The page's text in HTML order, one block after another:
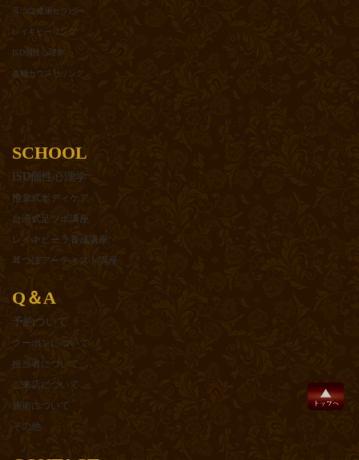
耳つぼ健康セラピー
レイキヒーリング
ISD個性心理学
各種カウンセリング
SCHOOL
ISD個性心理学
推拿式ボディケア
台湾式足ツボ講座
レイキヒーラ養成講座
耳つぼアーティスト講座
Q＆A
予約ついて
クーポンについて
担当者について
ご来店について
施術について
その他